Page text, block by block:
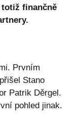
finančně
Prvním
Stano
Patrik Děrgel.
pohled jinak.